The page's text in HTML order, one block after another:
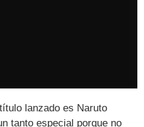
lanzado es Naruto
tanto especial porque no